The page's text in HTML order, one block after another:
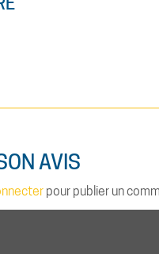
AVIS
pour publier un